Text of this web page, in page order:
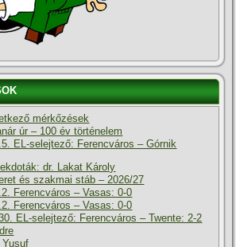
mérkőzések
úr – 100 év történelem
EL-selejtező: Ferencváros – Górnik
dr. Lakat Károly
és szakmai stáb – 2026/27
Ferencváros – Vasas: 0-0
Ferencváros – Vasas: 0-0
EL-selejtező: Ferencváros – Twente: 2-2
Yusuf